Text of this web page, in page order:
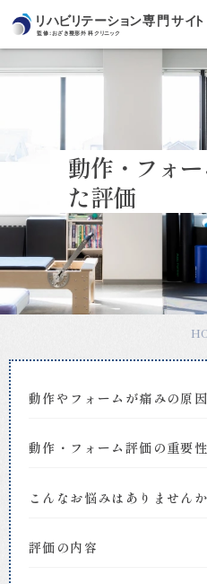
作・
フ
た
価
｜
松
原
河
内
天
美
の
整
形
外
科、
リ
ハ
ビ
動作・フォ
た評価
動作やフォームが痛みの原
動作・フォーム評価の重要性
こんなお悩みはありませんか
評価の内容